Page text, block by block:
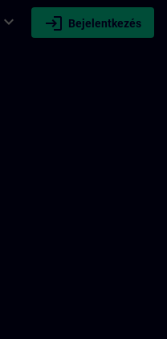
expand_more login Bejelentkezés